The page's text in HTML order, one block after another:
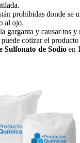
prohibidas donde se
al ojo.
garganta y causar tos
cotizar el
Sulfonato de Sodioen